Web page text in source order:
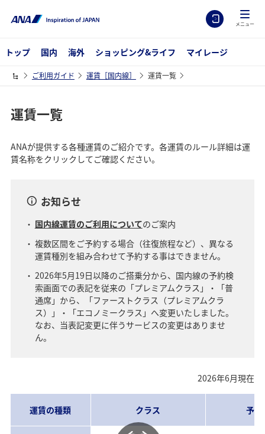
メニュー
トップ 国内 海外 ショッピング&ライフ マイレージ
ご利用ガイド 運賃［国内線］ 運賃一覧
運賃一覧
ANAが提供する各種運賃のご紹介です。各運賃のルール詳細は運
賃名称をクリックしてご確認ください。
お知らせ
国内線運賃のご利用についてのご案内
複数区間をご予約する場合（往復旅程など）、異なる
運賃種別を組み合わせて予約する事はできません。
2026年5月19日以降のご搭乗分から、国内線の予約検
索画面での表記を従来の「プレミアムクラス」・「普
通席」から、「ファーストクラス（プレミアムクラ
ス）」・「エコノミークラス」へ変更いたしました。
なお、当表記変更に伴うサービスの変更はありませ
ん。
2026年6月現在
運賃の種類 クラス 予